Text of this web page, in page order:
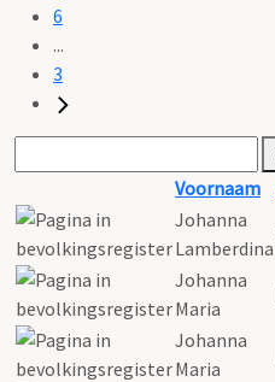
6
...
3
Voornaam
Johanna
Lamberdina
Johanna
Maria
Johanna
Maria